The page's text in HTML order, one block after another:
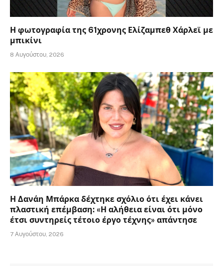
Η φωτογραφία της 61χρονης Ελίζαμπεθ Χάρλεϊ με
μπικίνι
8 Αυγούστου, 2026
Η Δανάη Μπάρκα δέχτηκε σχόλιο ότι έχει κάνει
πλαστική επέμβαση: «Η αλήθεια είναι ότι μόνο
έτσι συντηρείς τέτοιο έργο τέχνης» απάντησε
7 Αυγούστου, 2026